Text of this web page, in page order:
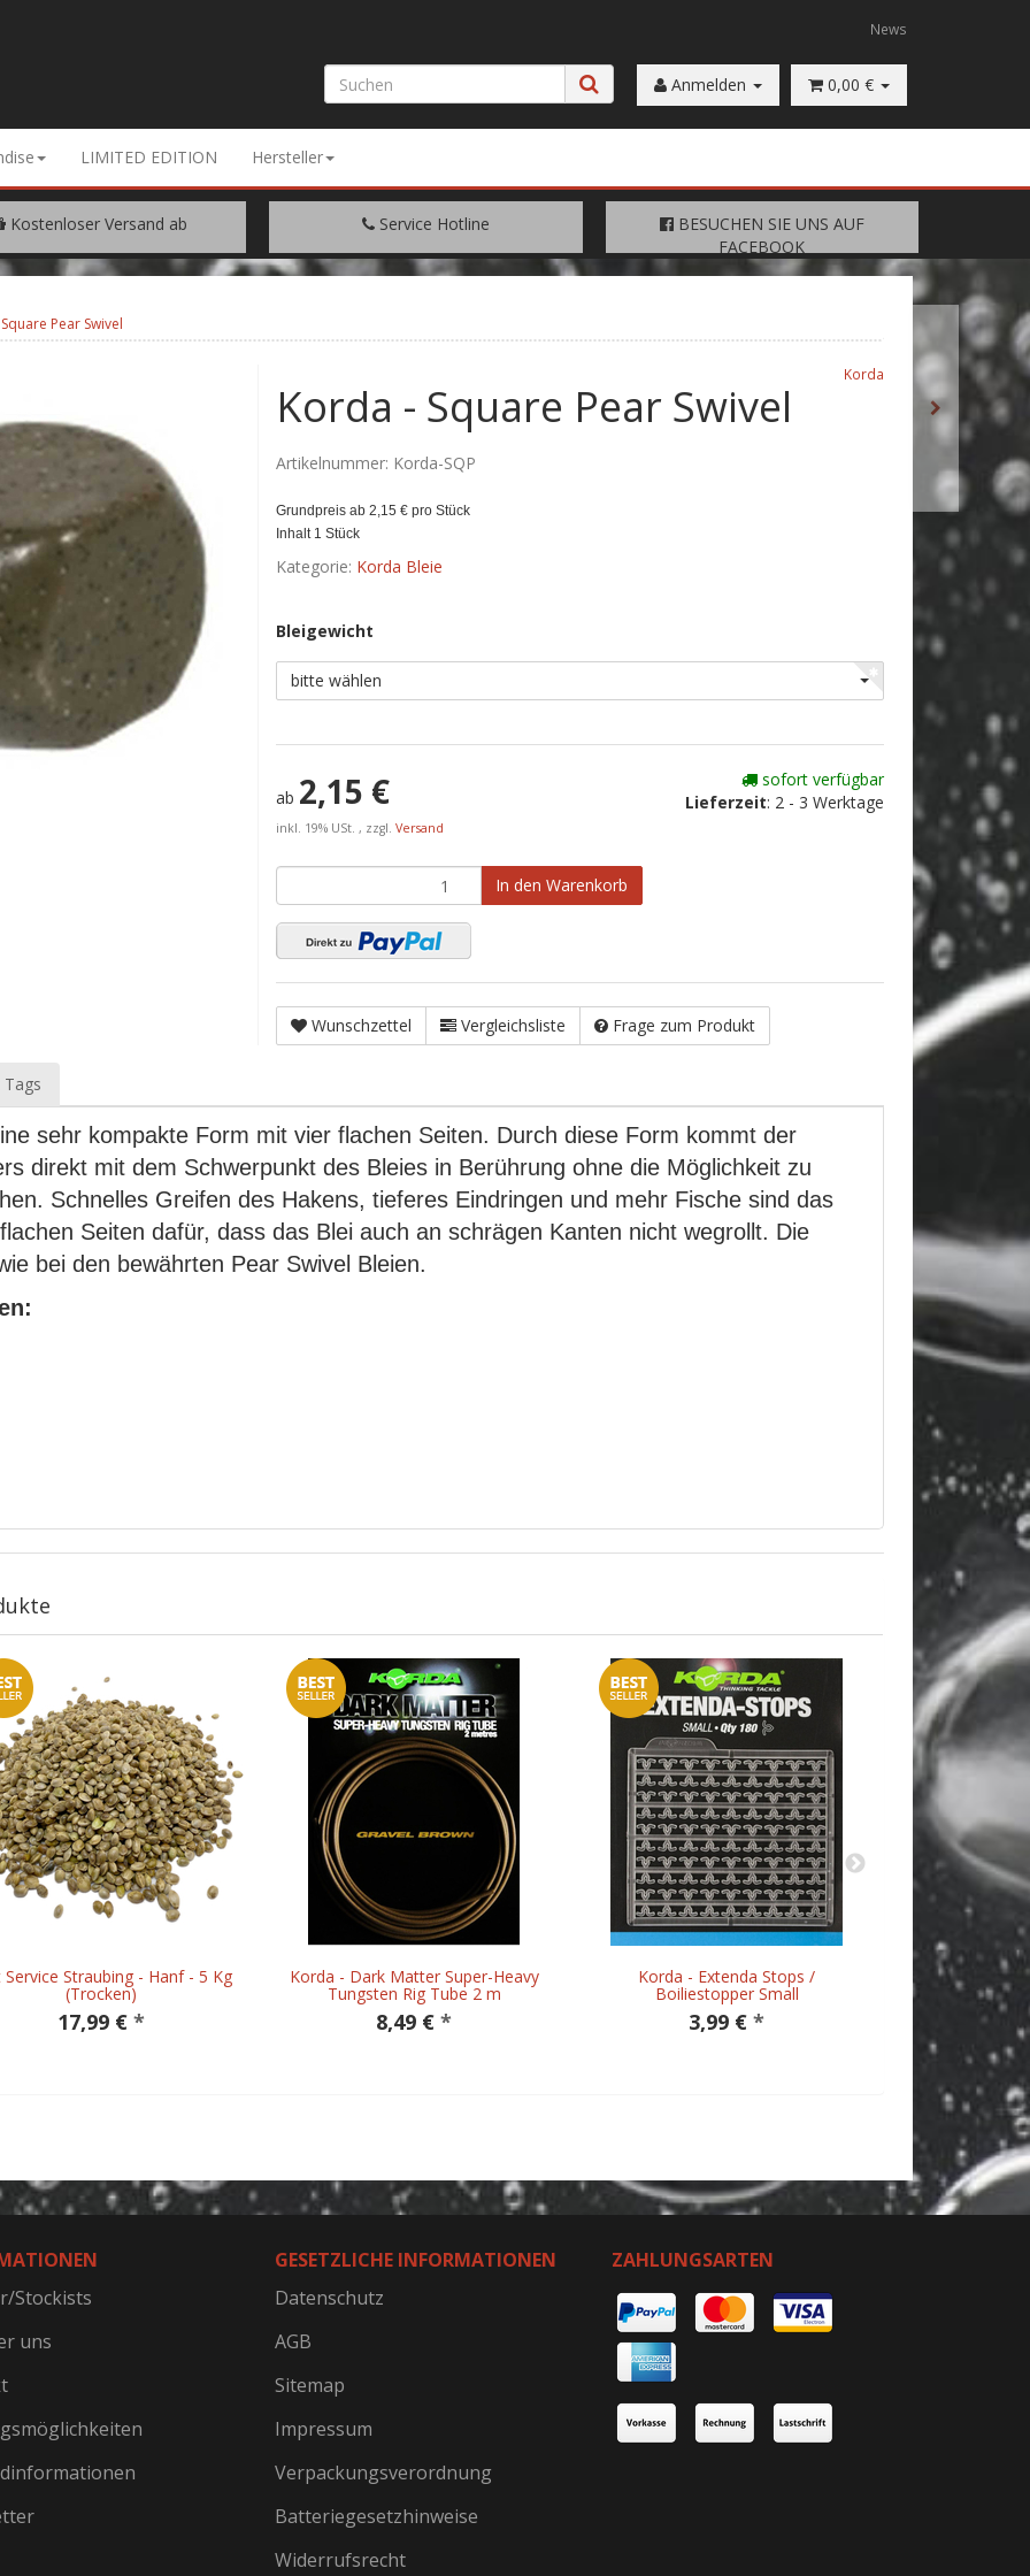
News
Anmelden 0,00 €
LIMITED EDITION Hersteller
Kostenloser Versand ab
WARENWERT VON € 200.- Service Hotline
+49 (0) 9429/948344
BESUCHEN SIE UNS AUF
FACEBOOK
BESUCHEN SIE UNS AUF
FACEBOOK
Pear Swivel
Korda
Korda - Square Pear Swivel
Artikelnummer: Korda-SQP
Grundpreis ab 2,15 € pro Stück
Inhalt 1 Stück
Kategorie: Korda Bleie
Bleigewicht
bitte wählen
ab 2,15 €
inkl. 19% USt. , zzgl. Versand
sofort verfügbar
Lieferzeit: 2 - 3 Werktage
In den Warenkorb
Wunschzettel Vergleichsliste Frage zum Produkt
sehr kompakte Form mit vier flachen Seiten. Durch diese Form kommt der
direkt mit dem Schwerpunkt des Bleies in Berührung ohne die Möglichkeit zu
Schnelles Greifen des Hakens, tieferes Eindringen und mehr Fische sind das
Seiten dafür, dass das Blei auch an schrägen Kanten nicht wegrollt. Die
bei den bewährten Pear Swivel Bleien.
Service Straubing - Hanf - 5 Kg
(Trocken)
17,99 € *
Korda - Dark Matter Super-Heavy
Tungsten Rig Tube 2 m
8,49 € *
Korda - Extenda Stops /
Boiliestopper Small
3,99 € *
Korda -
Stockists
uns
GESETZLICHE INFORMATIONEN
Datenschutz
AGB
Sitemap
Impressum
Verpackungsverordnung
Batteriegesetzhinweise
Widerrufsrecht
ZAHLUNGSARTEN